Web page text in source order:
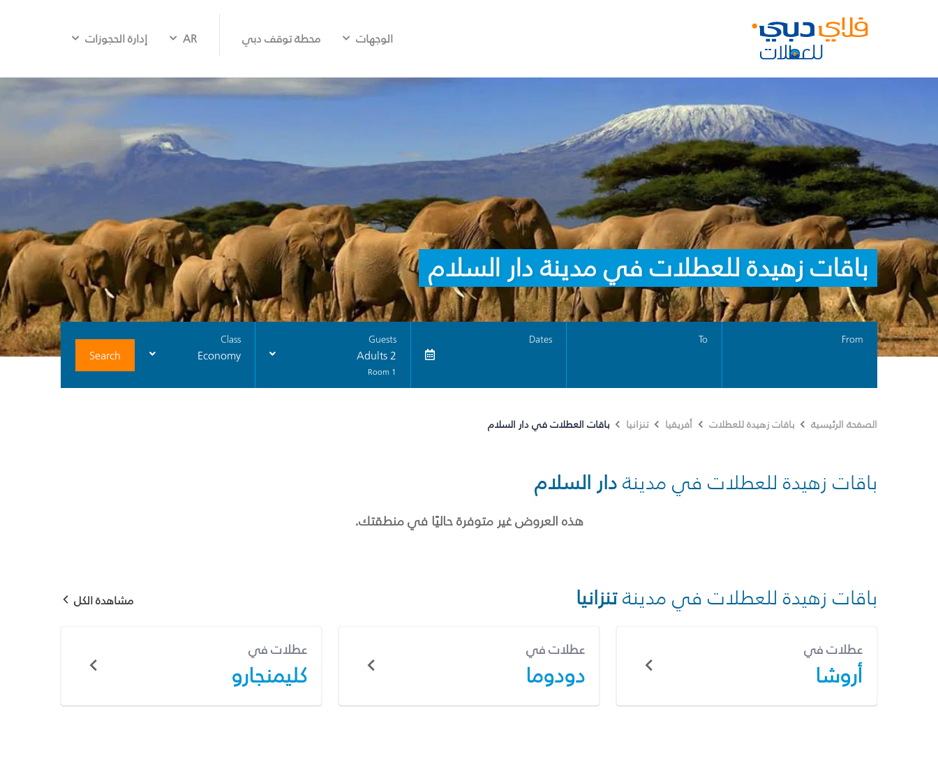
الوجهات محطة توقف دبي AR إدارة الحجوزات
باقات زهيدة للعطلات في مدينة دار السلام
From
To
Dates
Guests
2 Adults
1 Room
Class
Economy
Search
الصفحة الرئيسية باقات زهيدة للعطلات أفريقيا تنزانيا باقات العطلات في دار السلام
باقات زهيدة للعطلات في مدينةدار السلام
هذه العروض غير متوفرة حاليًا في منطقتك.
باقات زهيدة للعطلات في مدينةتنزانيا مشاهدة الكل
عطلات في
أروشا
عطلات في
دودوما
عطلات في
كليمنجارو